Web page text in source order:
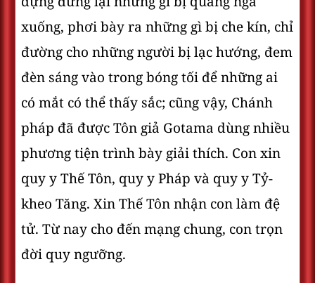
xuống, phơi bày ra những gì bị che kín, chỉ
đường cho những người bị lạc hướng, đem
đèn sáng vào trong bóng tối để những ai
có mắt có thể thấy sắc; cũng vậy, Chánh
pháp đã được Tôn giả Gotama dùng nhiều
phương tiện trình bày giải thích. Con xin
quy y Thế Tôn, quy y Pháp và quy y Tỷ-
kheo Tăng. Xin Thế Tôn nhận con làm đệ
tử. Từ nay cho đến mạng chung, con trọn
đời quy ngưỡng.